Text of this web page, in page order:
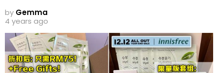
by Gemma
4 years ago